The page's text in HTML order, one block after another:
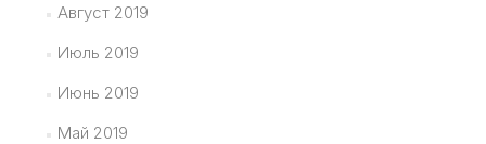
Август 2019
Июль 2019
Июнь 2019
Май 2019